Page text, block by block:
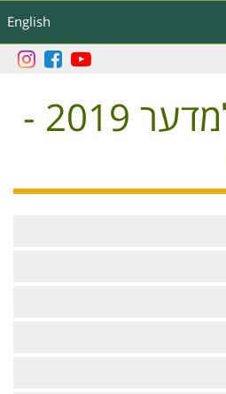
English
דוח שנתי למדער 2019 -